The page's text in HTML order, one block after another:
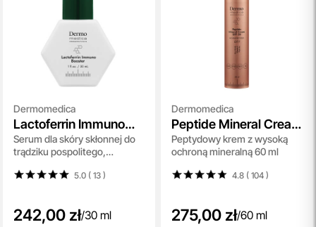
Dermomedica
Lactoferrin Immuno
Booster
Serum dla skóry skłonnej do
trądziku pospolitego,
grzybiczego oraz ŁZS 30 ml
5.0 ( 13)
242,00 zł/30 ml
Dermomedica
Peptide Mineral Cream
SPF 50
Peptydowy krem z wysoką
ochroną mineralną 60 ml
4.8 ( 104)
275,00 zł/60 ml